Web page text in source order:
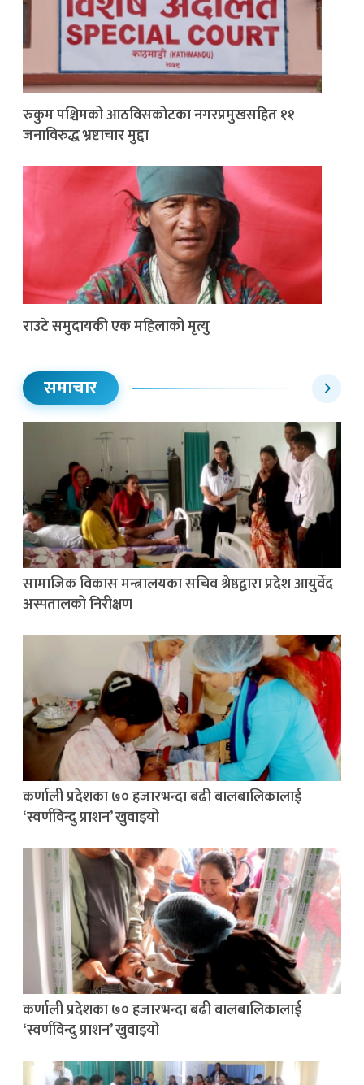
रुकुम पश्चिमको आठविसकोटका नगरप्रमुखसहित ११
जनाविरुद्ध भ्रष्टाचार मुद्दा
राउटे समुदायकी एक महिलाको मृत्यु
समाचार
सामाजिक विकास मन्त्रालयका सचिव श्रेष्ठद्वारा प्रदेश आयुर्वेद
अस्पतालको निरीक्षण
कर्णाली प्रदेशका ७० हजारभन्दा बढी बालबालिकालाई
‘स्वर्णविन्दु प्राशन’ खुवाइयो
कर्णाली प्रदेशका ७० हजारभन्दा बढी बालबालिकालाई
‘स्वर्णविन्दु प्राशन’ खुवाइयो